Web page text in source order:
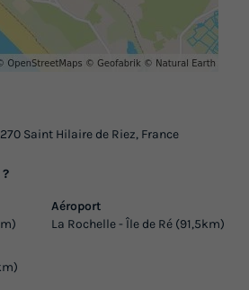
Saint Hilaire de Riez, France
Aéroport
La Rochelle - Île de Ré (91,5km)